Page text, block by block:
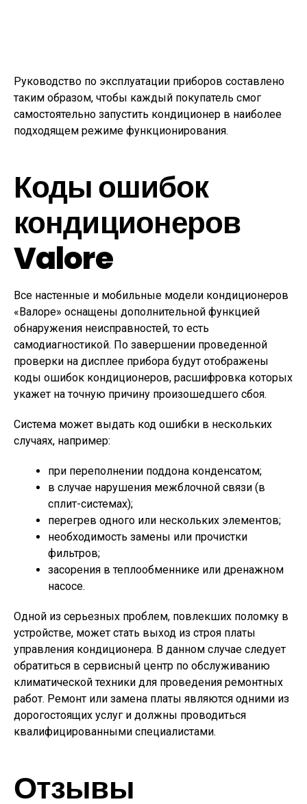
Руководство по эксплуатации приборов составлено
таким образом, чтобы каждый покупатель смог
самостоятельно запустить кондиционер в наиболее
подходящем режиме функционирования.
Коды ошибок
кондиционеров
Valore
Все настенные и мобильные модели кондиционеров
«Валоре» оснащены дополнительной функцией
обнаружения неисправностей, то есть
самодиагностикой. По завершении проведенной
проверки на дисплее прибора будут отображены
коды ошибок кондиционеров, расшифровка которых
укажет на точную причину произошедшего сбоя.
Система может выдать код ошибки в нескольких
случаях, например:
при переполнении поддона конденсатом;
в случае нарушения межблочной связи (в
сплит-системах);
перегрев одного или нескольких элементов;
необходимость замены или прочистки
фильтров;
засорения в теплообменнике или дренажном
насосе.
Одной из серьезных проблем, повлекших поломку в
устройстве, может стать выход из строя платы
управления кондиционера. В данном случае следует
обратиться в сервисный центр по обслуживанию
климатической техники для проведения ремонтных
работ. Ремонт или замена платы являются одними из
дорогостоящих услуг и должны проводиться
квалифицированными специалистами.
Отзывы